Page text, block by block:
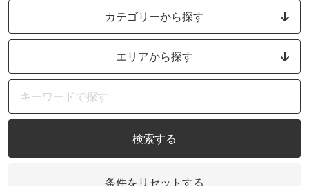
カテゴリーから探す
エリアから探す
検索する
条件をリセットする